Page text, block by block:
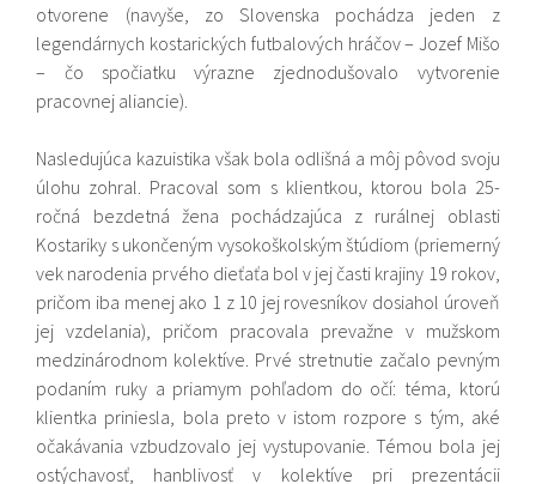
otvorene (navyše, zo Slovenska pochádza jeden z
legendárnych kostarických futbalových hráčov – Jozef Mišo
– čo spočiatku výrazne zjednodušovalo vytvorenie
pracovnej aliancie).
Nasledujúca kazuistika však bola odlišná a môj pôvod svoju
úlohu zohral. Pracoval som s klientkou, ktorou bola 25-
ročná bezdetná žena pochádzajúca z rurálnej oblasti
Kostariky s ukončeným vysokoškolským štúdiom (priemerný
vek narodenia prvého dieťaťa bol v jej časti krajiny 19 rokov,
pričom iba menej ako 1 z 10 jej rovesníkov dosiahol úroveň
jej vzdelania), pričom pracovala prevažne v mužskom
medzinárodnom kolektíve. Prvé stretnutie začalo pevným
podaním ruky a priamym pohľadom do očí: téma, ktorú
klientka priniesla, bola preto v istom rozpore s tým, aké
očakávania vzbudzovalo jej vystupovanie. Témou bola jej
ostýchavosť, hanblivosť v kolektíve pri prezentácii